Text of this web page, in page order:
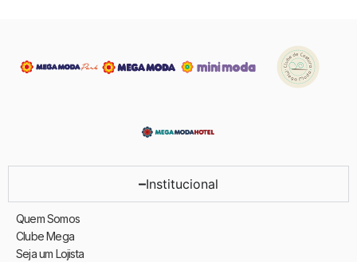
Institucional
Quem Somos
Clube Mega
Seja um Lojista